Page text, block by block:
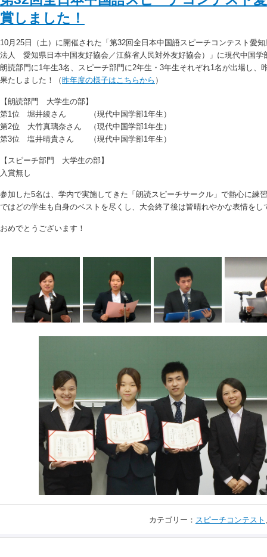
賞しました！
10月25日（土）に開催された「第32回全日本中国語スピーチコンテスト愛
法人 愛知県日本中国友好協会／江蘇省人民対外友好協会）」に現代中国学
朗読部門に1年生3名、スピーチ部門に2年生・3年生それぞれ1名が出場し、
果たしました！（昨年度の様子はこちらから ）
【朗読部門 大学生の部】
第1位 堀井綾さん （現代中国学部1年生）
第2位 大竹真璃奈さん （現代中国学部1年生）
第3位 塩井晴貴さん （現代中国学部1年生）
【スピーチ部門 大学生の部】
入賞無し
参加した5名は、学内で実施してきた「朗読スピーチサークル」で熱心に練
ではどの学生も自身のベストを尽くし、大会終了後は皆晴れやかな表情をし
おめでとうございます！
カテゴリー： スピーチコンテスト